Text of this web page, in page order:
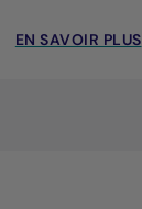
EN SAVOIR PLUS